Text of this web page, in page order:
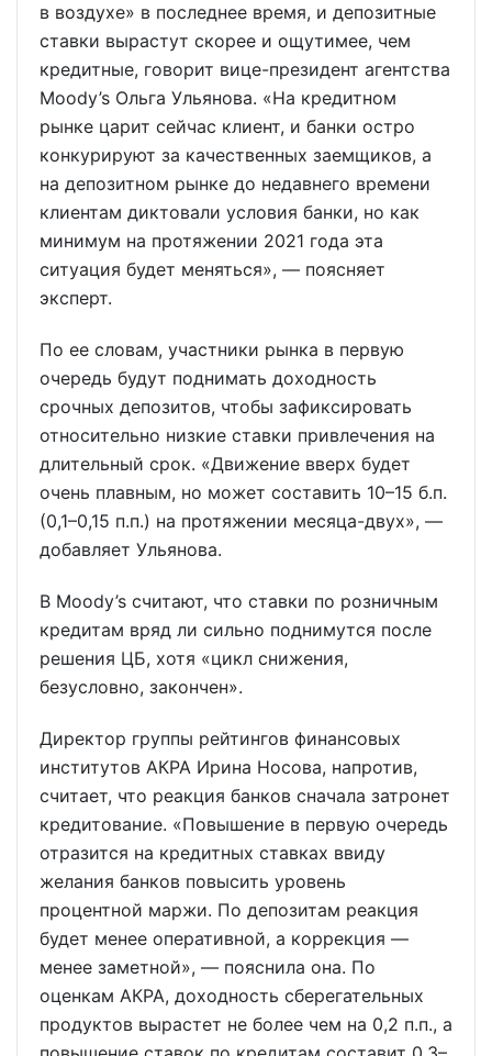
в воздухе» в последнее время, и депозитные
ставки вырастут скорее и ощутимее, чем
кредитные, говорит вице-президент агентства
Moody’s Ольга Ульянова. «На кредитном
рынке царит сейчас клиент, и банки остро
конкурируют за качественных заемщиков, а
на депозитном рынке до недавнего времени
клиентам диктовали условия банки, но как
минимум на протяжении 2021 года эта
ситуация будет меняться», — поясняет
эксперт.
По ее словам, участники рынка в первую
очередь будут поднимать доходность
срочных депозитов, чтобы зафиксировать
относительно низкие ставки привлечения на
длительный срок. «Движение вверх будет
очень плавным, но может составить 10–15 б.п.
(0,1–0,15 п.п.) на протяжении месяца-двух», —
добавляет Ульянова.
В Moody’s считают, что ставки по розничным
кредитам вряд ли сильно поднимутся после
решения ЦБ, хотя «цикл снижения,
безусловно, закончен».
Директор группы рейтингов финансовых
институтов АКРА Ирина Носова, напротив,
считает, что реакция банков сначала затронет
кредитование. «Повышение в первую очередь
отразится на кредитных ставках ввиду
желания банков повысить уровень
процентной маржи. По депозитам реакция
будет менее оперативной, а коррекция —
менее заметной», — пояснила она. По
оценкам АКРА, доходность сберегательных
продуктов вырастет не более чем на 0,2 п.п., а